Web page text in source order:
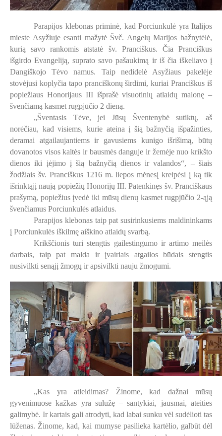
Parapijos klebonas priminė, kad Porciunkulė yra Italijos
mieste Asyžiuje esanti mažytė Švč. Angelų Marijos bažnytėlė,
kurią savo rankomis atstatė šv. Pranciškus. Čia Pranciškus
išgirdo Evangeliją, suprato savo pašaukimą ir iš čia iškeliavo į
Dangiškojo Tėvo namus. Taip nedidelė Asyžiaus pakelėje
stovėjusi koplyčia tapo pranciškonų širdimi, kuriai Pranciškus iš
popiežiaus Honorijaus III išprašė visuotinių atlaidų malonę –
švenčiamą kasmet rugpjūčio 2 dieną.
„Šventasis Tėve, jei Jūsų Šventenybė sutiktų, aš
norėčiau, kad visiems, kurie ateina į šią bažnyčią išpažinties,
deramai atgailaujantiems ir gavusiems kunigo išrišimą, būtų
dovanotos visos kaltės ir bausmės danguje ir žemėje nuo krikšto
dienos iki įėjimo į šią bažnyčią dienos ir valandos“, – šiais
žodžiais šv. Pranciškus 1216 m. liepos mėnesį kreipėsi į ką tik
išrinktąjį naują popiežių Honorijų III. Patenkinęs šv. Pranciškaus
prašymą, popiežius įvedė iki mūsų dienų kasmet rugpjūčio 2-ąją
švenčiamus Porciunkulės atlaidus.
Parapijos klebonas taip pat susirinkusiems maldininkams
į Porciunkulės iškilmę aiškino atlaidų svarbą.
Krikščionis turi stengtis gailestingumo ir artimo meilės
darbais, taip pat malda ir įvairiais atgailos būdais stengtis
nusivilkti senąjį žmogų ir apsivilkti nauju žmogumi.
„Kas yra atleidimas? Žinome, kad dažnai mūsų
gyvenimuose kažkas yra sulūžę – santykiai, jausmai, ateities
galimybė. Ir kartais gali atrodyti, kad labai sunku vėl sudėlioti tas
lūženas. Žinome, kad, kai mumyse pasilieka kartėlio, galbūt dėl